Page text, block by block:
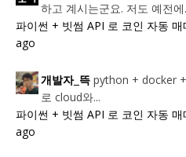
하고 계시는군요. 저도 예전에
파이썬 + 빗썸 API 로 코인 자동
ago
개발자_뜩 python + docker
로 cloud와...
파이썬 + 빗썸 API 로 코인 자동
ago